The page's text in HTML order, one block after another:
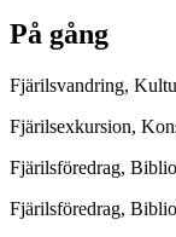
På gång
Fjärilsvandring,
Fjärilsexkursion,
Fjärilsföredrag,
Fjärilsföredrag,